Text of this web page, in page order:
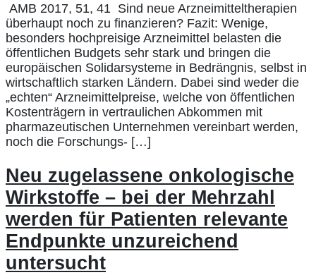
AMB 2017, 51, 41 Sind neue Arzneimitteltherapien
überhaupt noch zu finanzieren? Fazit: Wenige,
besonders hochpreisige Arzneimittel belasten die
öffentlichen Budgets sehr stark und bringen die
europäischen Solidarsysteme in Bedrängnis, selbst in
wirtschaftlich starken Ländern. Dabei sind weder die
„echten“ Arzneimittelpreise, welche von öffentlichen
Kostenträgern in vertraulichen Abkommen mit
pharmazeutischen Unternehmen vereinbart werden,
noch die Forschungs- […]
Neu zugelassene onkologische
Wirkstoffe – bei der Mehrzahl
werden für Patienten relevante
Endpunkte unzureichend
untersucht